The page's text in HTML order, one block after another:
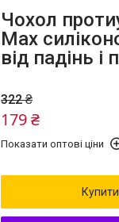
Чохол
Max
від падінь і
322 ₴
179 ₴
Показати оптові ціни
Купити